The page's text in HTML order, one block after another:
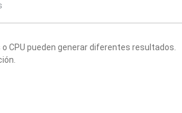
CPU pueden generar diferentes resultados.